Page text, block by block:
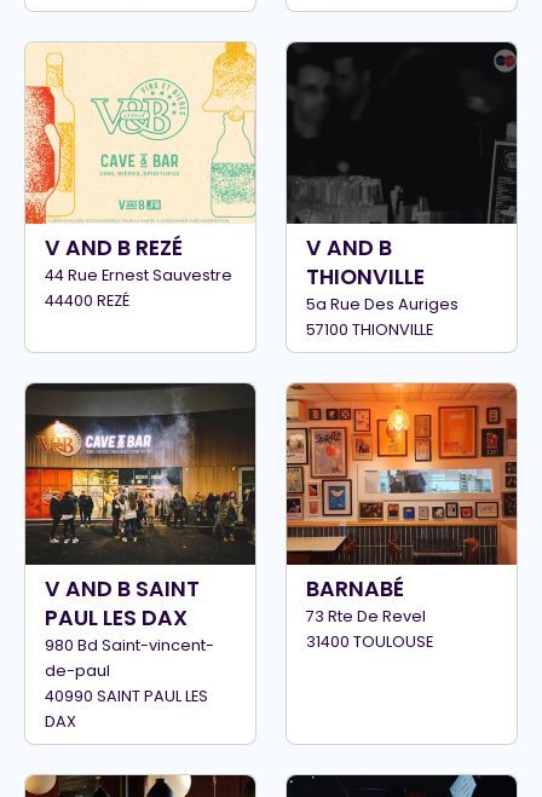
V AND B REZÉ
44 Rue Ernest Sauvestre
44400 REZÉ
V AND B
THIONVILLE
5a Rue Des Auriges
57100 THIONVILLE
V AND B SAINT
PAUL LES DAX
980 Bd Saint-vincent-
de-paul
40990 SAINT PAUL LES
DAX
BARNABÉ
73 Rte De Revel
31400 TOULOUSE